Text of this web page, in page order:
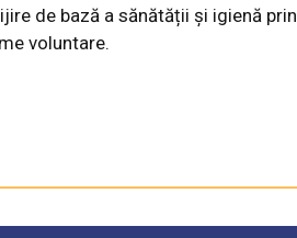
de bază a sănătății și igienă prin
voluntare.